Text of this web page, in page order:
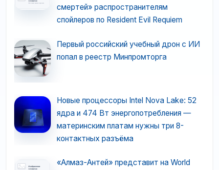
смертей» распространителям
спойлеров по Resident Evil Requiem
Первый российский учебный дрон с ИИ
попал в реестр Минпромторга
Новые процессоры Intel Nova Lake: 52
ядра и 474 Вт энергопотребления —
материнским платам нужны три 8-
контактных разъёма
«Алмаз-Антей» представит на World